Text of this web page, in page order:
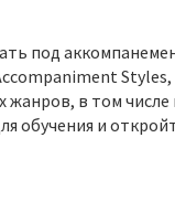
под
Styles,
в том
и